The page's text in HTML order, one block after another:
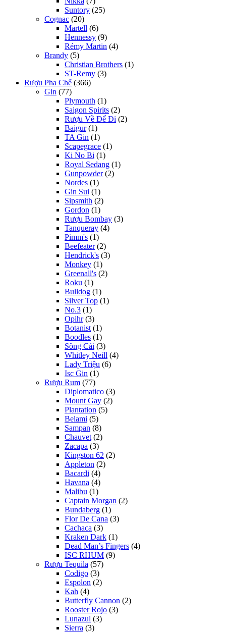
Suntory (25)
Cognac (20)
Martell (6)
Hennessy (9)
Rémy Martin (4)
Brandy (5)
Christian Brothers (1)
ST-Remy (3)
Rượu Pha Chế (366)
Gin (77)
Plymouth (1)
Saigon Spirits (2)
Rượu Về Để Đi (2)
Baigur (1)
TA Gin (1)
Scapegrace (1)
Ki No Bi (1)
Royal Sedang (1)
Gunpowder (2)
Nordes (1)
Gin Sui (1)
Sipsmith (2)
Gordon (1)
Rượu Bombay (3)
Tanqueray (4)
Pimm's (1)
Beefeater (2)
Hendrick's (3)
Monkey (1)
Greenall's (2)
Roku (1)
Bulldog (1)
Silver Top (1)
No.3 (1)
Opihr (3)
Botanist (1)
Boodles (1)
Sông Cái (3)
Whitley Neill (4)
Lady Triệu (6)
Isc Gin (1)
Rượu Rum (77)
Diplomatico (3)
Mount Gay (2)
Plantation (5)
Belami (5)
Sampan (8)
Chauvet (2)
Zacapa (3)
Kingston 62 (2)
Appleton (2)
Bacardi (4)
Havana (4)
Malibu (1)
Captain Morgan (2)
Bundaberg (1)
Flor De Cana (3)
Cachaca (3)
Kraken Dark (1)
Dead Man’s Fingers (4)
ISC RHUM (9)
Rượu Tequila (57)
Codigo (3)
Espolon (2)
Kah (4)
Butterfly Cannon (2)
Rooster Rojo (3)
Lunazul (3)
Sierra (3)